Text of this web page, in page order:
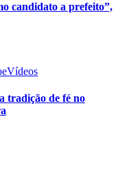
candidato a prefeito”,
Vídeos
tradição de fé no